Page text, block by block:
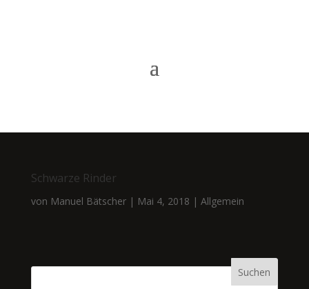
Schwarze Rinder
von Manuel Bätscher| Mai 4, 2018 | Allgemein